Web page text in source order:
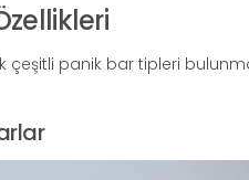
çeşitli panik bar tipleri